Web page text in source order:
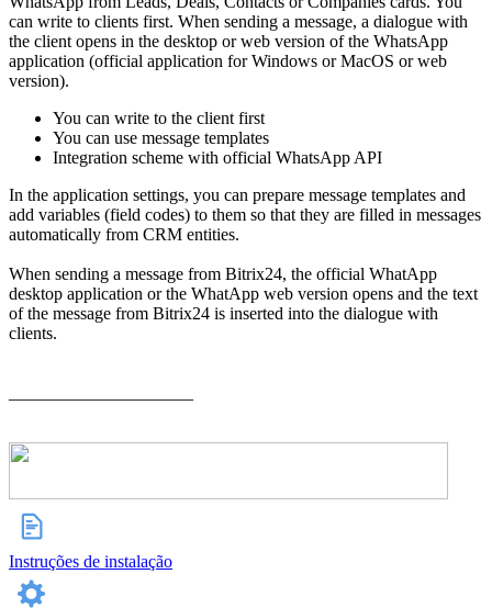
can write to clients first. When sending a message, a dialogue with
the client opens in the desktop or web version of the WhatsApp
application (official application for Windows or MacOS or web
version).
You can write to the client first
You can use message templates
Integration scheme with official WhatsApp API
In the application settings, you can prepare message templates and
add variables (field codes) to them so that they are filled in messages
automatically from CRM entities.
When sending a message from Bitrix24, the official WhatApp
desktop application or the WhatApp web version opens and the text
of the message from Bitrix24 is inserted into the dialogue with
clients.
Instruções de instalação